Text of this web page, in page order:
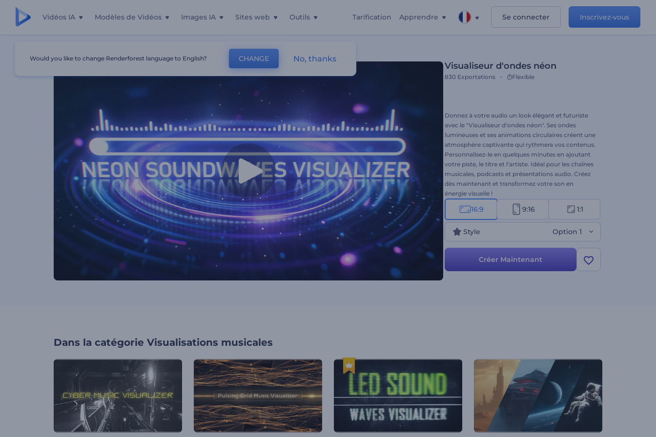
Vidéos IA Modèles de Vidéos Images IA Sites web Outils Tarification Apprendre Se connecter Inscrivez-vous
Visualiseur d'ondes néon
830 Exportations Flexible
Donnez à votre audio un look élégant et futuriste
avec le "Visualiseur d'ondes néon". Ses ondes
lumineuses et ses animations circulaires créent une
atmosphère captivante qui rythmera vos contenus.
Personnalisez-le en quelques minutes en ajoutant
votre piste, le titre et l'artiste. Idéal pour les chaînes
musicales, podcasts et présentations audio. Créez
dès maintenant et transformez votre son en
énergie visuelle !
16:9 9:16 1:1
Style Option 1
Créer Maintenant
Dans la catégorie Visualisations musicales
Would you like to change Renderforest language to English? CHANGE No, thanks